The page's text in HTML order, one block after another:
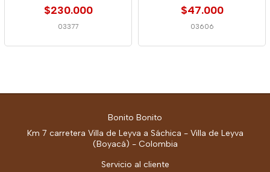
$230.000
03377
$47.000
03606
Bonito Bonito
Km 7 carretera Villa de Leyva a Sáchica - Villa de Leyva
(Boyacá) - Colombia
Servicio al cliente